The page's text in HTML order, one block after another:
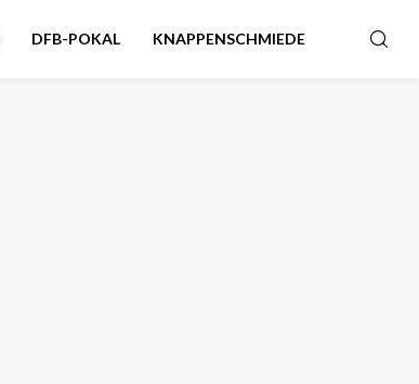
DFB-POKAL KNAPPENSCHMIEDE